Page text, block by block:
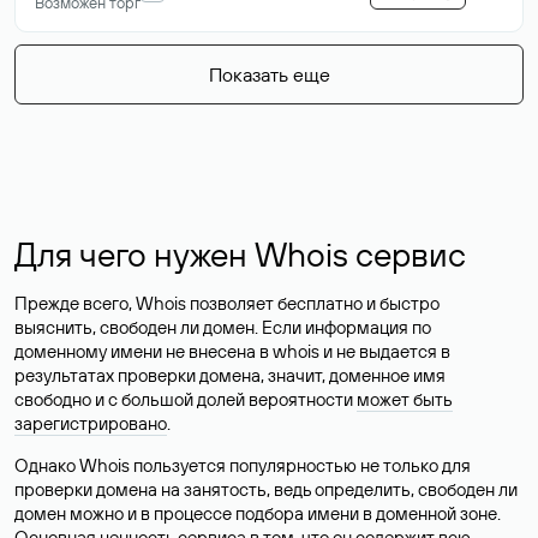
Показать еще
Для чего нужен Whois сервис
Прежде всего, Whois позволяет бесплатно и быстро
выяснить, свободен ли домен. Если информация по
доменному имени не внесена в whois и не выдается в
результатах проверки домена, значит, доменное имя
свободно и с большой долей вероятности может быть
зарегистрировано.
Однако Whois пользуется популярностью не только для
проверки домена на занятость, ведь определить, свободен ли
домен можно и в процессе подбора имени в доменной зоне.